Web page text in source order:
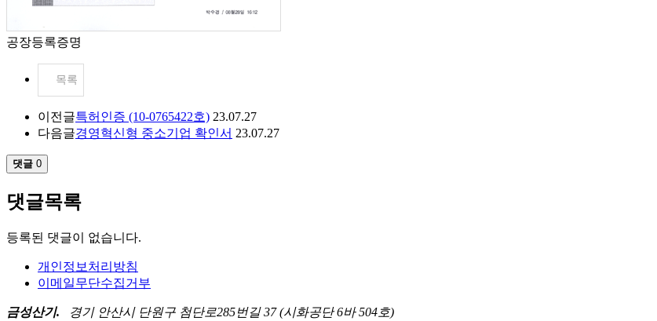
공장등록증명
목록
이전글특허인증 (10-0765422호) 23.07.27
다음글경영혁신형 중소기업 확인서 23.07.27
댓글 0
댓글목록
등록된 댓글이 없습니다.
개인정보처리방침
이메일무단수집거부
금성산기. 경기 안산시 단원구 첨단로285번길 37 (시화공단 6바 504호)